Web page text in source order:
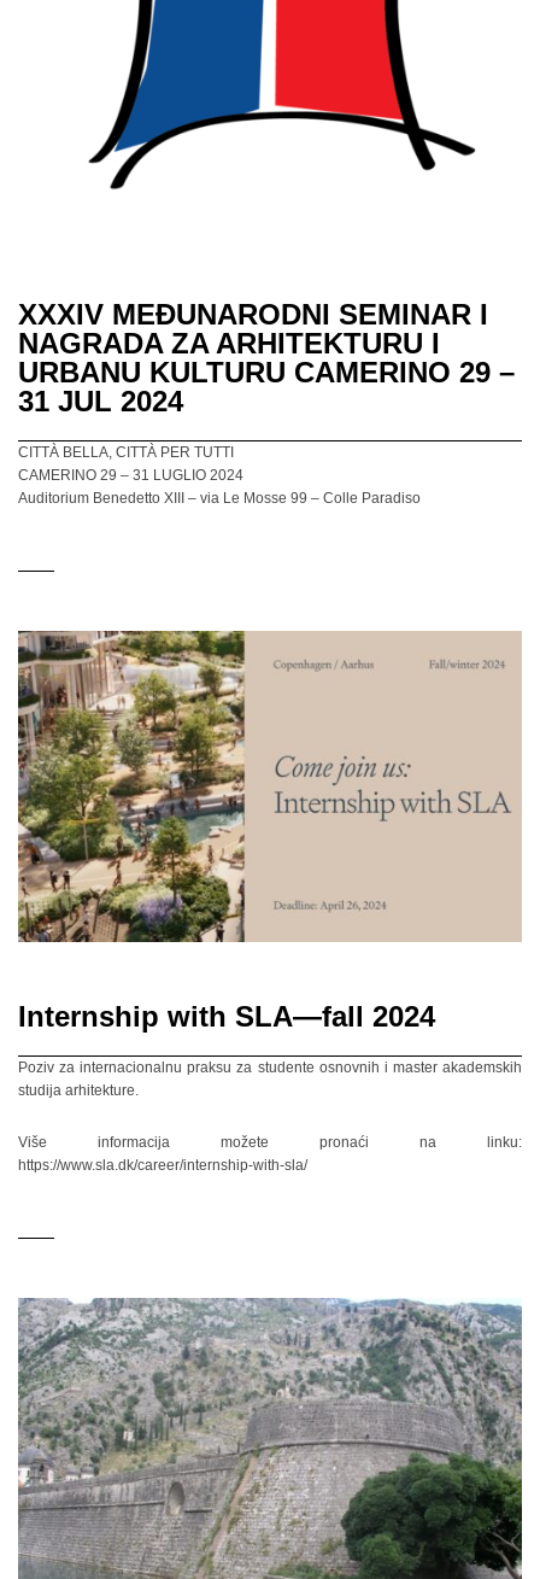
XXXIV MEĐUNARODNI SEMINAR I
NAGRADA ZA ARHITEKTURU I
URBANU KULTURU CAMERINO 29 –
31 JUL 2024
CITTÀ BELLA, CITTÀ PER TUTTI
CAMERINO 29 – 31 LUGLIO 2024
Auditorium Benedetto XIII – via Le Mosse 99 – Colle Paradiso
Internship with SLA—fall 2024
Poziv za internacionalnu praksu za studente osnovnih i master akademskih
studija arhitekture.
Više informacija možete pronaći na linku:
https://www.sla.dk/career/internship-with-sla/